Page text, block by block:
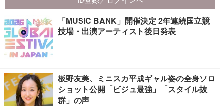
「MUSIC BANK」開催決定 2年連続国立競
技場・出演アーティスト後日発表
板野友美、ミニスカ平成ギャル姿の全身ソロ
ショット公開「ビジュ最強」「スタイル抜
群」の声